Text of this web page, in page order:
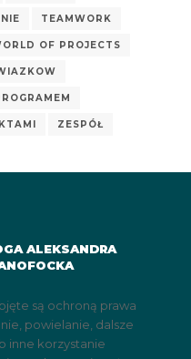
TEAMWORK
OF PROJECTS
ZESPÓŁ
ALEKSANDRA
są ochroną prawa
powielanie, dalsze
inne korzystanie